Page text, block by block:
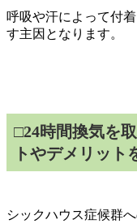
呼吸や汗によって付
す主因となります。
□24時間換気を
トやデメリット
シックハウス症候群へ